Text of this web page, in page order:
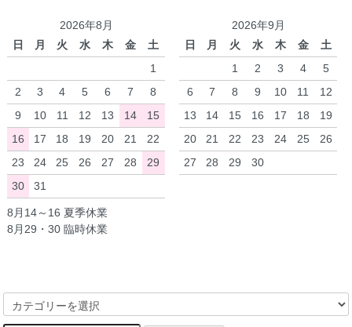
2026年8月
日
月 火 水 木 金
土
1
2
3 4 5 6 7
8
9
10 11 12 13 14
15
16
17 18 19 20 21
22
23
24 25 26 27 28
29
30
31
2026年9月
日
月 火 水 木 金
土
1
2 3 4
5
6
7 8 9 10 11
12
13
14 15 16 17 18
19
20
21 22 23 24 25
26
27
28 29 30
8月14～16 夏季休業
8月29・30 臨時休業